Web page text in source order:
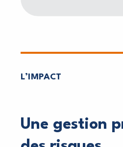
L’IMPACT
Une gestion